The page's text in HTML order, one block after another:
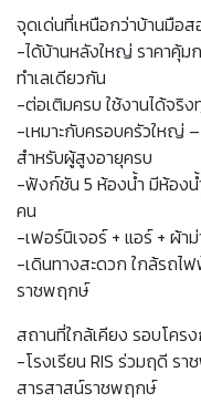
จุดเด่นที่เหนือกว่าบ้านมือส
-ได้บ้านหลังใหญ่ ราคาคุ้ม
ทำเลเดียวกัน
-ต่อเติมครบ ใช้งานได้จริ
-เหมาะกับครอบครัวใหญ่
สำหรับผู้สูงอายุครบ
-ฟังก์ชัน 5 ห้องน้ำ มีห้อง
คน
-เฟอร์นิเจอร์ + แอร์ + ผ้า
-เดินทางสะดวก ใกล้รถไ
ราชพฤกษ์
สถานที่ใกล้เคียง รอบโคร
-โรงเรียน RIS ร่วมฤดี ร
สารสาสน์ราชพฤกษ์